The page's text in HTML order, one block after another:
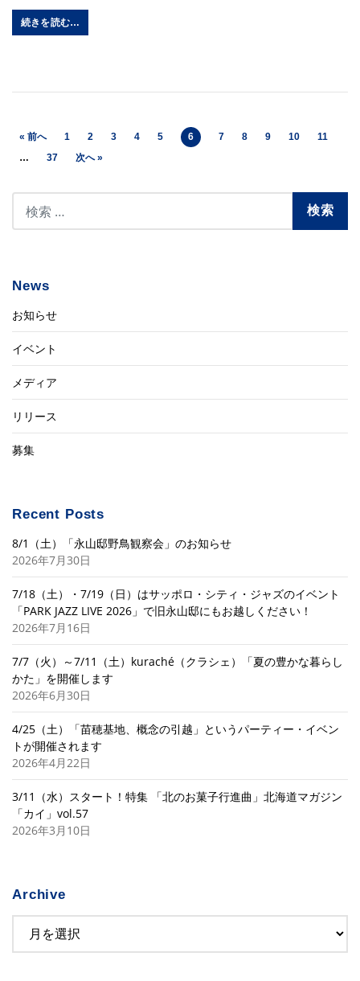
続きを読む…
« 前へ 1 2 3 4 5 6 7 8 9 10
11
…
37 次へ »
News
お知らせ
イベント
メディア
リリース
募集
Recent Posts
8/1（土）「永山邸野鳥観察会」のお知らせ
2026年7月30日
7/18（土）・7/19（日）はサッポロ・シティ・ジャズのイベント
「PARK JAZZ LIVE 2026」で旧永山邸にもお越しください！
2026年7月16日
7/7（火）～7/11（土）kuraché（クラシェ）「夏の豊かな暮らし
かた」を開催します
2026年6月30日
4/25（土）「苗穂基地、概念の引越」というパーティー・イベン
トが開催されます
2026年4月22日
3/11（水）スタート！特集 「北のお菓子行進曲」北海道マガジン
「カイ」vol.57
2026年3月10日
Archive